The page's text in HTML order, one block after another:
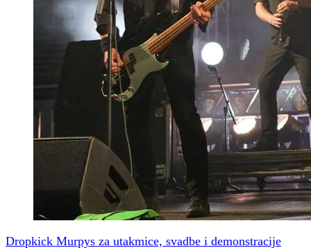
Dropkick Murpys za utakmice, svadbe i demonstracije